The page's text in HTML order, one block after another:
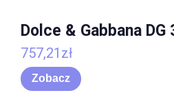
Dolce & Gabbana
757,21 zł
Zobacz